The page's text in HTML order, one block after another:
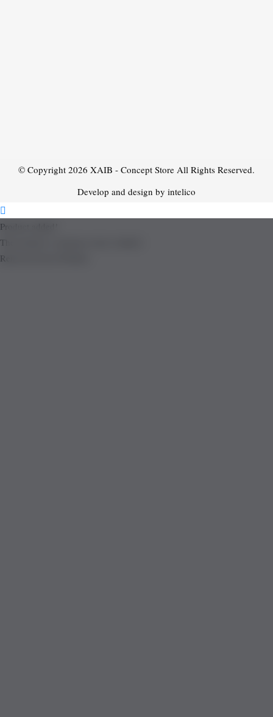
© Copyright 2026 XAIB - Concept Store All Rights Reserved.
Develop and design by intelico
Product added!
The product is already in the wishlist!
Removed from Wishlist